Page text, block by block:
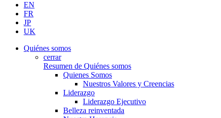
EN
FR
JP
UK
Quiénes somos
cerrar
Resumen de Quiénes somos
Quienes Somos
Nuestros Valores y Creencias
Liderazgo
Liderazgo Ejecutivo
Belleza reinventada